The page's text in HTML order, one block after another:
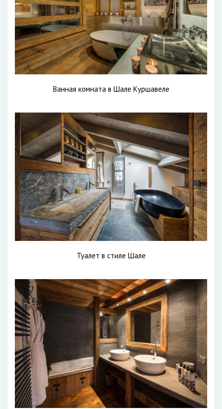
Ванная комната в Шале Куршавеле
Туалет в стиле Шале